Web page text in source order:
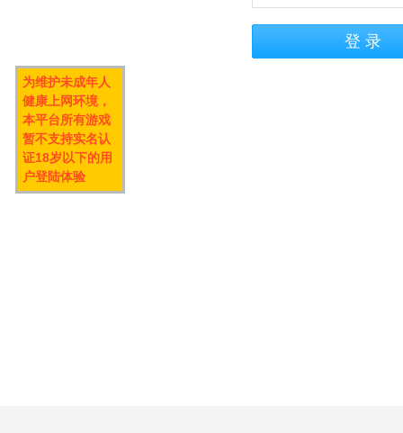
为维护未成年人
健康上网环境，
本平台所有游戏
暂不支持实名认
证18岁以下的用
户登陆体验